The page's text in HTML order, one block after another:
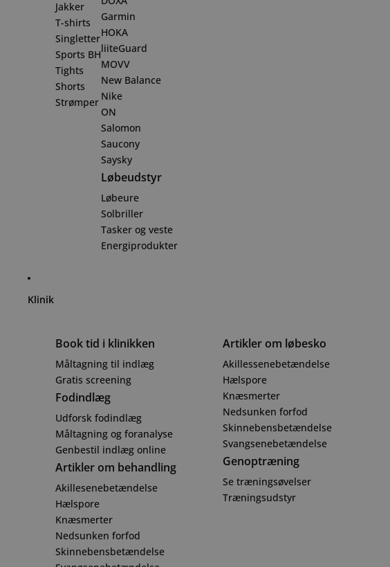
Jakker
T-shirts
Singletter
Sports BH
Tights
Shorts
Strømper
Garmin
HOKA
liiteGuard
MOVV
New Balance
Nike
ON
Salomon
Saucony
Saysky
Løbeudstyr
Løbeure
Solbriller
Tasker og veste
Energiprodukter
Klinik
Book tid i klinikken
Måltagning til indlæg
Gratis screening
Fodindlæg
Udforsk fodindlæg
Måltagning og foranalyse
Genbestil indlæg online
Artikler om behandling
Akillesenebetændelse
Hælspore
Knæsmerter
Nedsunken forfod
Skinnebensbetændelse
Artikler om løbesko
Akillessenebetændelse
Hælspore
Knæsmerter
Nedsunken forfod
Skinnebensbetændelse
Svangsenebetændelse
Genoptræning
Se træningsøvelser
Træningsudstyr